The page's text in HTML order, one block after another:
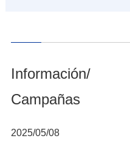
Información/
Campañas
2025/05/08